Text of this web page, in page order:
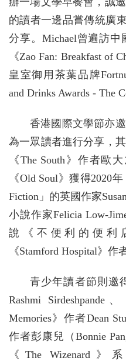
的讀者一邊品嘗傳統廣
分享。Michael曾遍訪
《Zao Fan: Breakfast of
皇室御用茶葉品牌
and Drinks Awards - The
香港國際文學節亦
為一眾讀者進行分享，
《The South》作者歐
《Old Soul》獲得2020
Fiction」的英國作家
小說作家Felicia Low-
說《不便利的便利
《Stamford Hospital》作
青少年讀者節則邀
Rashmi Sirdeshpande
Memories》作者Dean
作者彭康兒（Bonnie
《The Wizenard》